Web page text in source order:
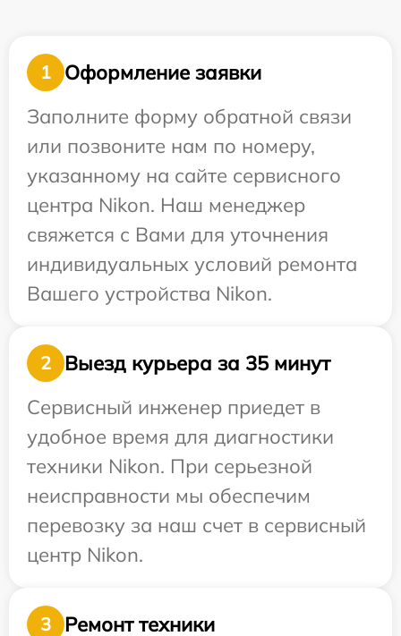
1
Оформление заявки
Заполните форму обратной связи
или позвоните нам по номеру,
указанному на сайте сервисного
центра Nikon. Наш менеджер
свяжется с Вами для уточнения
индивидуальных условий ремонта
Вашего устройства Nikon.
2
Выезд курьера за 35 минут
Сервисный инженер приедет в
удобное время для диагностики
техники Nikon. При серьезной
неисправности мы обеспечим
перевозку за наш счет в сервисный
центр Nikon.
3 Ремонт техники